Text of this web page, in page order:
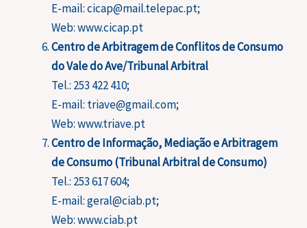
E-mail: cicap@mail.telepac.pt;
Web: www.cicap.pt
Centro de Arbitragem de Conflitos de Consumo
do Vale do Ave/Tribunal Arbitral
Tel.: 253 422 410;
E-mail: triave@gmail.com;
Web: www.triave.pt
Centro de Informação, Mediação e Arbitragem
de Consumo (Tribunal Arbitral de Consumo)
Tel.: 253 617 604;
E-mail: geral@ciab.pt;
Web: www.ciab.pt